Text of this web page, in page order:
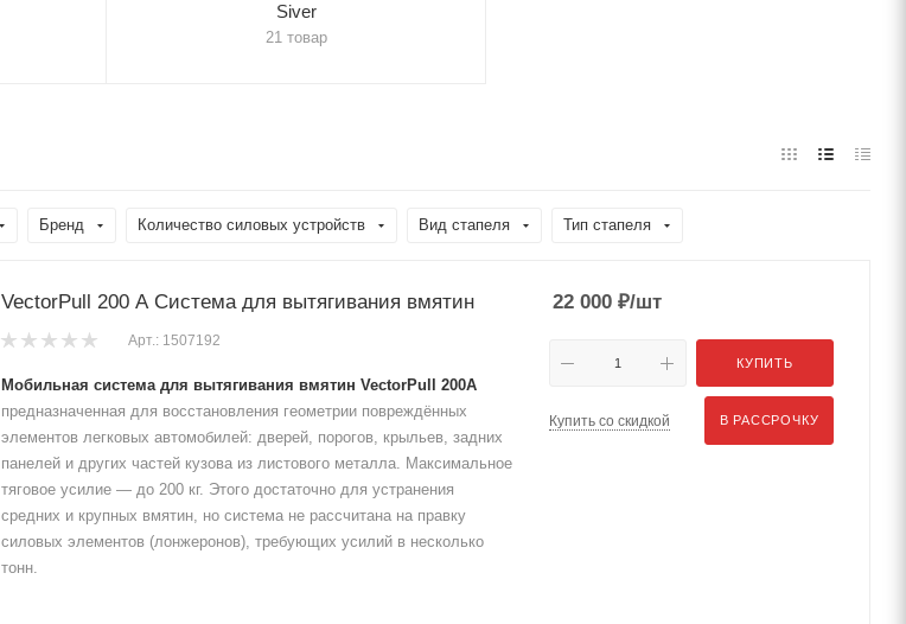
Siver
21 товар
Бренд Количество силовых устройств Вид стапеля Тип стапеля
VectorPull 200 A Система для вытягивания вмятин
Арт.: 1507192
Мобильная система для вытягивания вмятин VectorPull 200A
предназначенная для восстановления геометрии повреждённых
элементов легковых автомобилей: дверей, порогов, крыльев, задних
панелей и других частей кузова из листового металла. Максимальное
тяговое усилие — до 200 кг. Этого достаточно для устранения
средних и крупных вмятин, но система не рассчитана на правку
силовых элементов (лонжеронов), требующих усилий в несколько
тонн.
22 000 ₽/шт
КУПИТЬ
Купить со скидкой В РАССРОЧКУ